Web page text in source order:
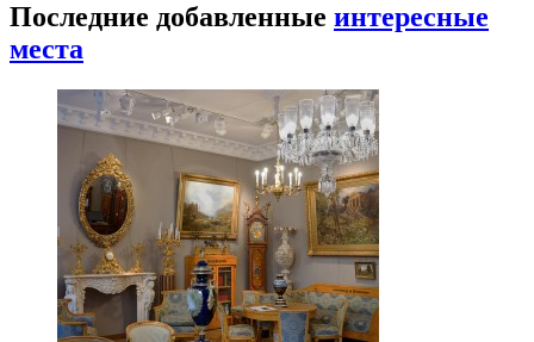
Последние добавленные интересные
места